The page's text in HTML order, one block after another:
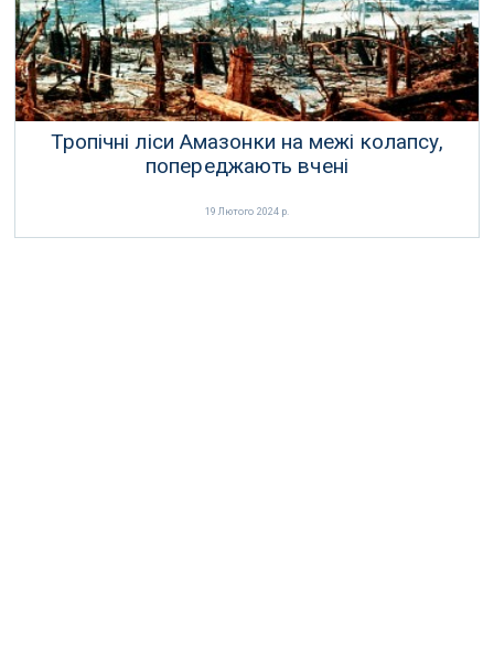
Тропічні ліси Амазонки на межі колапсу,
попереджають вчені
19 Лютого 2024 р.